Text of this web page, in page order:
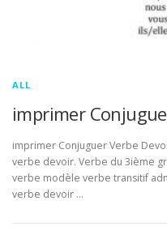
ALL
imprimer
imprimer Conjuguer Verbe
verbe devoir. Verbe du 3ième
verbe modèle verbe transitif
verbe devoir …